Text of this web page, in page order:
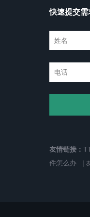
快速提交
友情链接：
件怎么办 |